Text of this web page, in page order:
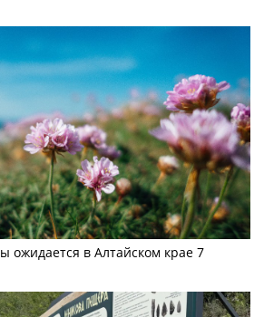
ожидается в Алтайском крае 7